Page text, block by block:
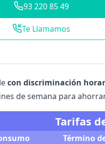
93 220 85 49
Te Llamamos
con discriminación
de semana para
Tarifas
Término